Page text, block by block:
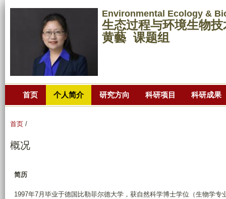
转
到
主
要
Environmental Ecology &
生态过程与环境生物
黄藝 课题组
首页 个人简介 研究方向 科研项目 科研成果
首页 /
概况
简历
1997年7月毕业于德国比勒菲尔德大学，获自然科学博士学位（生物学